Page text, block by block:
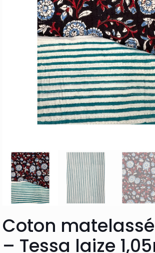
Coton
– Tessa laize